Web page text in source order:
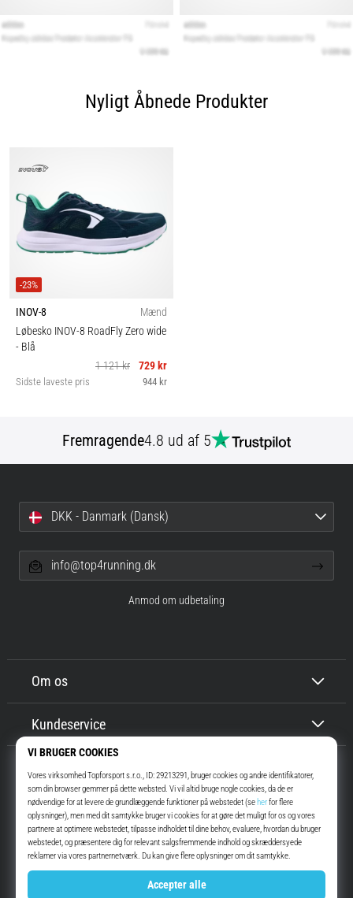
Nyligt Åbnede Produkter
-23%
INOV-8
Mænd
Løbesko INOV-8 RoadFly Zero wide
- Blå
1 121 kr
729 kr
Sidste laveste pris 944 kr
Fremragende4.8 ud af 5
Top4Running.dk
I mere end 16 år har vi motiveret dig til at gå ud og løbe. Hurtigere. Med
os. Hver dag.
InstagramYouTube
Om os
Kundeservice
DKK - Danmark (Dansk)
info@top4running.dk
Anmod om udbetaling